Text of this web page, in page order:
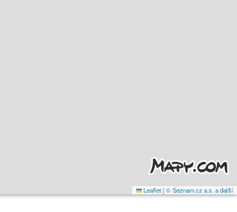
Leaflet|© Seznam.cz a.s. a další